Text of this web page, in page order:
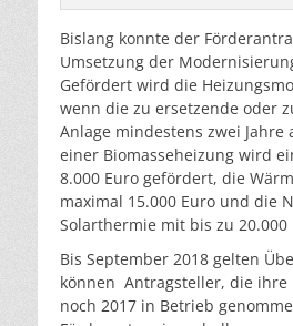
Bislang konnte der
Umsetzung der
Gefördert wird die
wenn die zu ersetzende oder
Anlage mindestens zwei Jahre
einer Biomasseheizung wird
8.000 Euro gefördert, die
maximal 15.000 Euro und die
Solarthermie mit bis zu 20.000
Bis September 2018 gelten
können Antragsteller, die ihre
noch 2017 in Betrieb